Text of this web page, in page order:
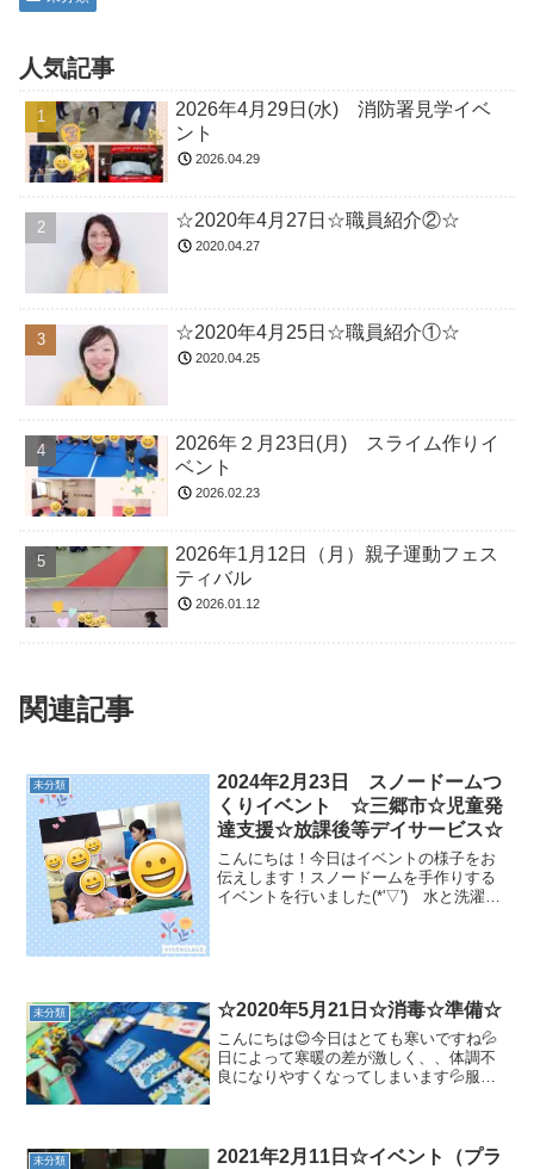
人気記事
2026年4月29日(水) 消防署見学イベ
ント
2026.04.29
☆2020年4月27日☆職員紹介②☆
2020.04.27
☆2020年4月25日☆職員紹介①☆
2020.04.25
2026年２月23日(月) スライム作りイ
ベント
2026.02.23
2026年1月12日（月）親子運動フェス
ティバル
2026.01.12
関連記事
未分類
2024年2月23日 スノードームつ
くりイベント ☆三郷市☆児童発
達支援☆放課後等デイサービス☆
こんにちは！今日はイベントの様子をお
伝えします！スノードームを手作りする
イベントを行いました(*'▽') 水と洗濯の
未分類 ☆2020年5月21日☆消毒☆準備☆
こんにちは😊今日はとても寒いですね💦
日によって寒暖の差が激しく、、体調不
良になりやすくなってしまいます💦服装
全に過ごせるように...
未分類
2021年2月11日☆イベント（プラ